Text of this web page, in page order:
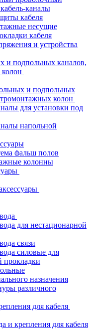
каналы
кабеля
несущие
кабеля
и устройства
и подпольных каналов,
и подпольных
колон
для установки под
напольной
фальш полов
колонны
для нестационарной
связи
силовые для
прокладки
назначения
различного
для кабеля
и крепления для кабеля